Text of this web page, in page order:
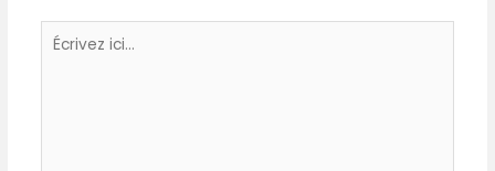
Écrivez
ici…